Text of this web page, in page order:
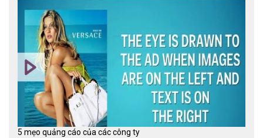
5 mẹo quảng cáo của các công ty